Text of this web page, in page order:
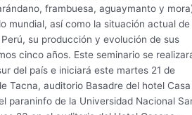
frambuesa, aguaymanto y
mundial, así como la situación actual de
Perú, su producción y evolución de sus
cinco años. Este seminario se
del país e iniciará este martes 21 de
Tacna, auditorio Basadre del hotel Casa
paraninfo de la Universidad Nacional